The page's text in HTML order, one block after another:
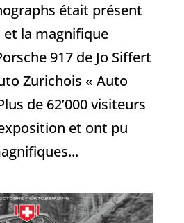
était présent
et la magnifique
917 de Jo Siffert
Zurichois « Auto
de 62’000 visiteurs
et ont pu